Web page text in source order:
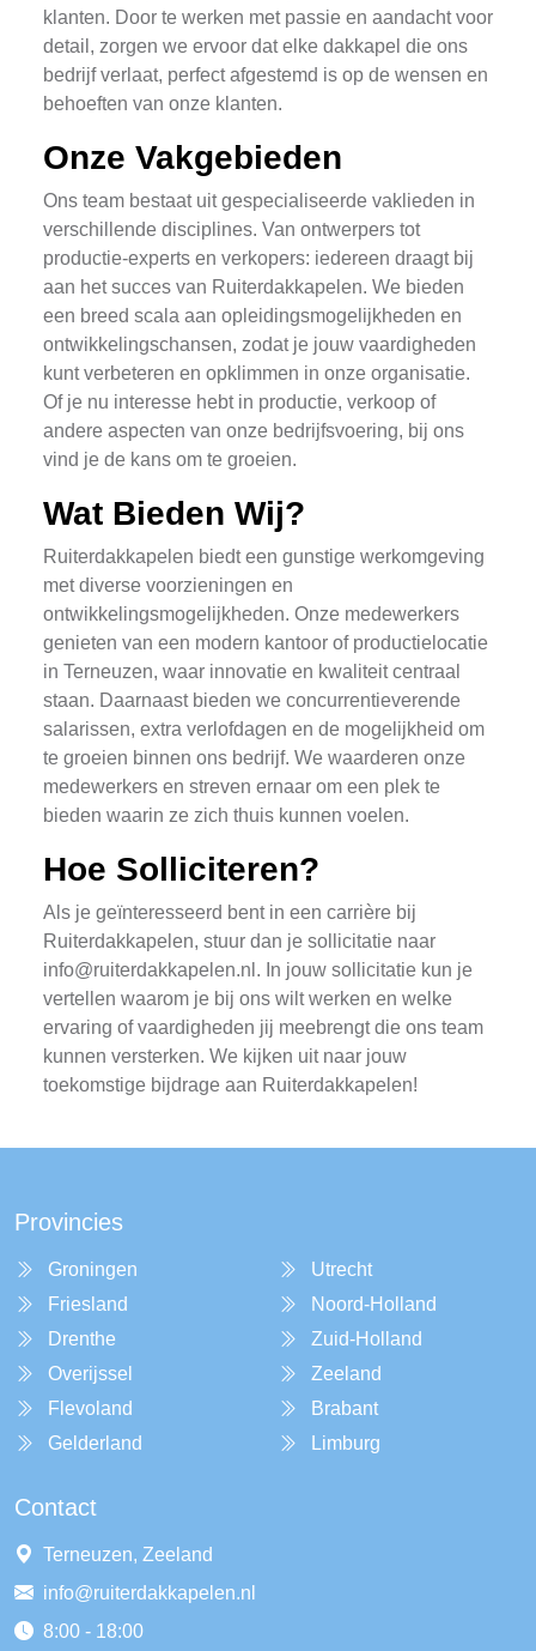
klanten. Door te werken met passie en aandacht voor
detail, zorgen we ervoor dat elke dakkapel die ons
bedrijf verlaat, perfect afgestemd is op de wensen en
behoeften van onze klanten.
Onze Vakgebieden
Ons team bestaat uit gespecialiseerde vaklieden in
verschillende disciplines. Van ontwerpers tot
productie-experts en verkopers: iedereen draagt bij
aan het succes van Ruiterdakkapelen. We bieden
een breed scala aan opleidingsmogelijkheden en
ontwikkelingschansen, zodat je jouw vaardigheden
kunt verbeteren en opklimmen in onze organisatie.
Of je nu interesse hebt in productie, verkoop of
andere aspecten van onze bedrijfsvoering, bij ons
vind je de kans om te groeien.
Wat Bieden Wij?
Ruiterdakkapelen biedt een gunstige werkomgeving
met diverse voorzieningen en
ontwikkelingsmogelijkheden. Onze medewerkers
genieten van een modern kantoor of productielocatie
in Terneuzen, waar innovatie en kwaliteit centraal
staan. Daarnaast bieden we concurrentieverende
salarissen, extra verlofdagen en de mogelijkheid om
te groeien binnen ons bedrijf. We waarderen onze
medewerkers en streven ernaar om een plek te
bieden waarin ze zich thuis kunnen voelen.
Hoe Solliciteren?
Als je geïnteresseerd bent in een carrière bij
Ruiterdakkapelen, stuur dan je sollicitatie naar
info@ruiterdakkapelen.nl . In jouw sollicitatie kun je
vertellen waarom je bij ons wilt werken en welke
ervaring of vaardigheden jij meebrengt die ons team
kunnen versterken. We kijken uit naar jouw
toekomstige bijdrage aan Ruiterdakkapelen!
Provincies
Groningen
Friesland
Drenthe
Overijssel
Flevoland
Gelderland
Utrecht
Noord-Holland
Zuid-Holland
Zeeland
Brabant
Limburg
Contact
Terneuzen, Zeeland
info@ruiterdakkapelen.nl
8:00 - 18:00